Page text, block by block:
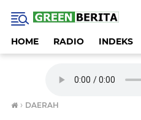
HOME RADIO INDEKS
› DAERAH